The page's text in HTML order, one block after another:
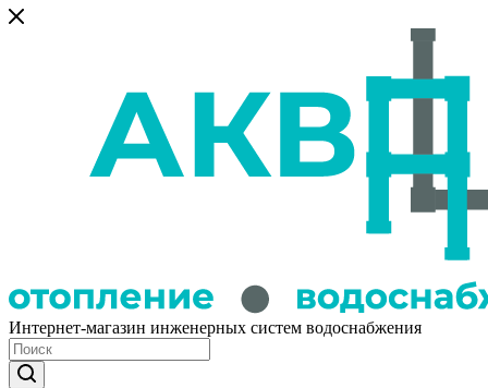
Интернет-магазин инженерных систем водоснабжения